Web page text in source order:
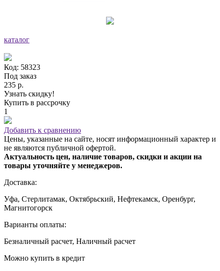
каталог
Код: 58323
Под заказ
235 р.
Узнать скидку!
Купить в рассрочку
1
Добавить к сравнению
Цены, указанные на сайте, носят информационный характер и
не являются публичной офертой.
Актуальность цен, наличие товаров, скидки и акции на
товары уточняйте у менеджеров.
Доставка:
Уфа, Стерлитамак, Октябрьский, Нефтекамск, Оренбург,
Магнитогорск
Варианты оплаты:
Безналичный расчет, Наличный расчет
Можно купить в кредит